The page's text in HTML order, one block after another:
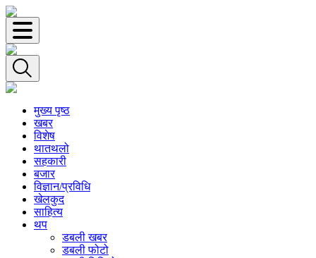
मुख्य पृष्ठ
खबर
विशेष
थातथलो
सहकारी
बजार
विज्ञान/प्रविधि
खेलकुद
साहित्य
थप
डबली खबर
डबली फोटो